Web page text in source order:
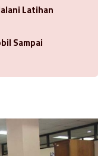
Latihan
Sampai